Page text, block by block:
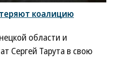
коалицию
области и
Сергей Тарута в свою